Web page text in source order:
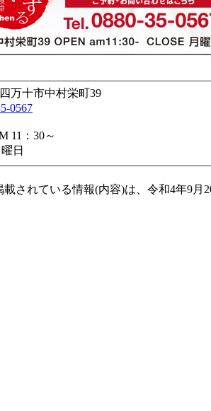
万十市中村栄町39
0567
：30～
日
されている情報(内容)は、令和4年9月